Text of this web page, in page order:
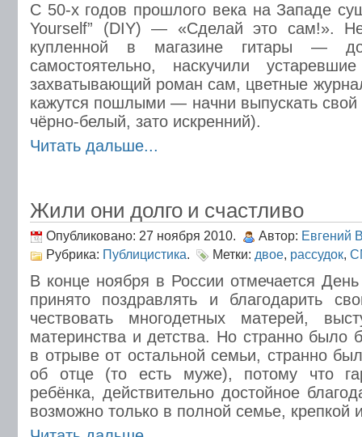
С 50-х годов прошлого века на Западе
Yourself” (DIY) — «Сделай это сам!». Не
купленной в магазине гитары —
самостоятельно, наскучили
захватывающий роман сам, цветные
кажутся пошлыми — начни выпускать
чёрно-белый, зато искренний).
Читать дальше...
Жили они долго и счастливо
Опубликовано: 27 ноября 2010. Автор: Евгений
Рубрика: Публицистика. Метки: двое, рассудок,
В конце ноября в России отмечается
принято поздравлять и благодарить
чествовать многодетных матерей,
материнства и детства. Но странно было
в отрыве от остальной семьи, странно
об отце (то есть муже), потому что
ребёнка, действительно достойное
возможно только в полной семье, крепкой